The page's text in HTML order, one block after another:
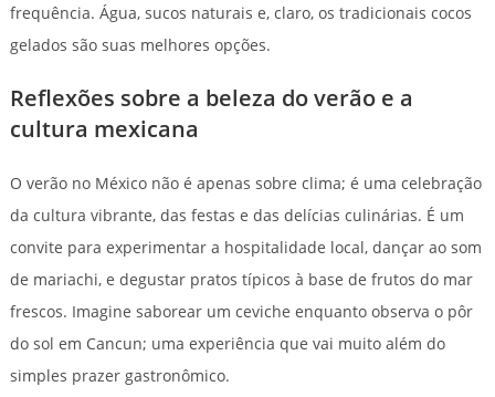
frequência. Água, sucos naturais e, claro, os tradicionais cocos
gelados são suas melhores opções.
Reflexões sobre a beleza do verão e a
cultura mexicana
O verão no México não é apenas sobre clima; é uma celebração
da cultura vibrante, das festas e das delícias culinárias. É um
convite para experimentar a hospitalidade local, dançar ao som
de mariachi, e degustar pratos típicos à base de frutos do mar
frescos. Imagine saborear um ceviche enquanto observa o pôr
do sol em Cancun; uma experiência que vai muito além do
simples prazer gastronômico.